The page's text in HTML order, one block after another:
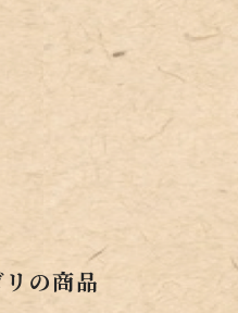
の商品